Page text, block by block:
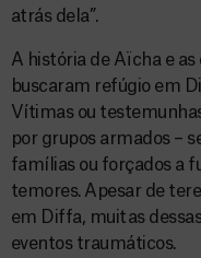
atrás dela”.
A história de Aïcha e
buscaram refúgio em
Vítimas ou
por grupos armados –
famílias ou forçados a
temores. Apesar de
em Diffa, muitas
eventos traumáticos.